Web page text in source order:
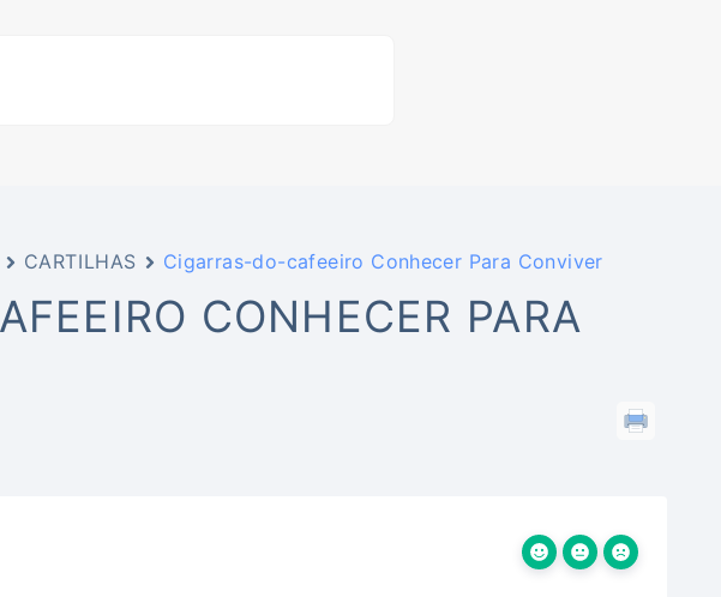
CARTILHAS Cigarras-do-cafeeiro Conhecer Para Conviver
CONHECER PARA